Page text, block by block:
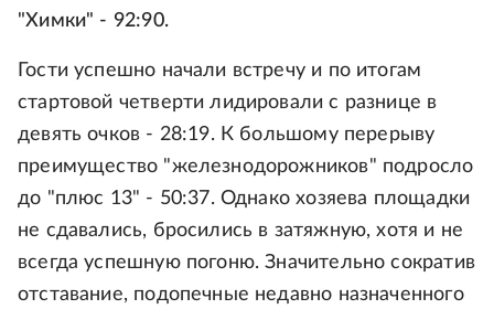
"Химки" - 92:90.
Гости успешно начали встречу и по итогам
стартовой четверти лидировали с разнице в
девять очков - 28:19. К большому перерыву
преимущество "железнодорожников" подросло
до "плюс 13" - 50:37. Однако хозяева площадки
не сдавались, бросились в затяжную, хотя и не
всегда успешную погоню. Значительно сократив
отставание, подопечные недавно назначенного